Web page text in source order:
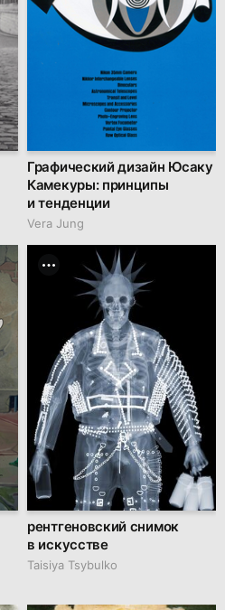
Графический дизайн Юсаку
Камекуры: принципы
и тенденции
Vera Jung
рентгеновский снимок
в искусстве
Taisiya Tsybulko